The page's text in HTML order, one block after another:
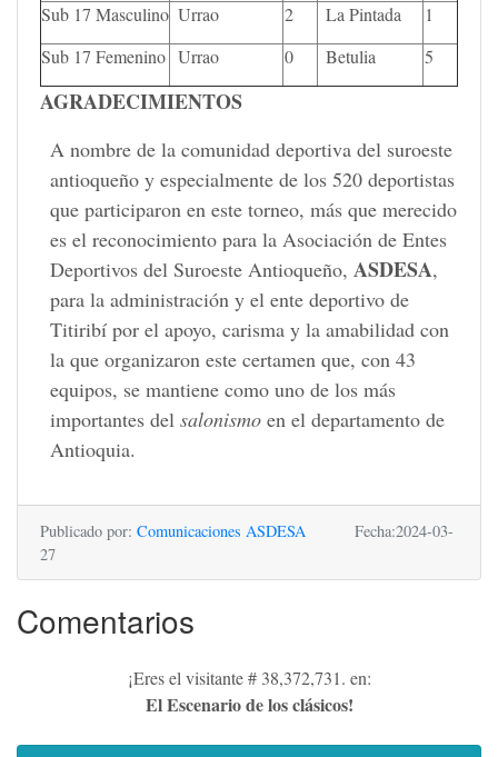
Sub 17 Masculino Urrao 2 La Pintada
1
Sub 17 Femenino Urrao 0 Betulia 5
AGRADECIMIENTOS
A nombre de la comunidad deportiva del suroeste
antioqueño y especialmente de los 520 deportistas
que participaron en este torneo, más que merecido
es el reconocimiento para la Asociación de Entes
Deportivos del Suroeste Antioqueño, ASDESA,
para la administración y el ente deportivo de
Titiribí por el apoyo, carisma y la amabilidad con
la que organizaron este certamen que, con 43
equipos, se mantiene como uno de los más
importantes del salonismo en el departamento de
Antioquia.
Publicado por: Comunicaciones ASDESA Fecha:2024-03-
27
Comentarios
¡Eres el visitante # 38,372,731. en:
El Escenario de los clásicos!